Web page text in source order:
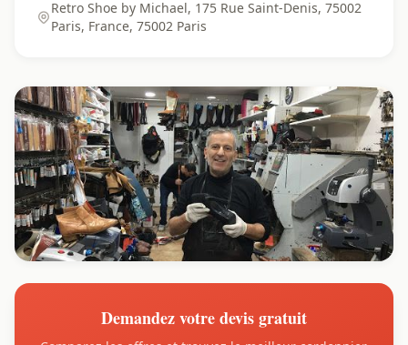
Retro Shoe by Michael, 175 Rue Saint-Denis, 75002
Paris, France, 75002 Paris
Demandez votre devis gratuit